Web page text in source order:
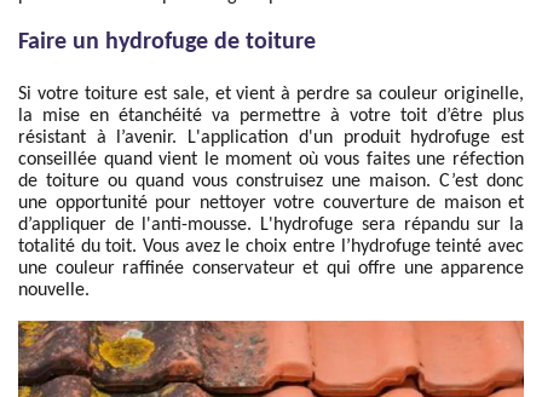
Faire un hydrofuge de toiture
Si votre toiture est sale, et vient à perdre sa couleur originelle,
la mise en étanchéité va permettre à votre toit d’être plus
résistant à l’avenir. L'application d'un produit hydrofuge est
conseillée quand vient le moment où vous faites une réfection
de toiture ou quand vous construisez une maison. C’est donc
une opportunité pour nettoyer votre couverture de maison et
d’appliquer de l'anti-mousse. L'hydrofuge sera répandu sur la
totalité du toit. Vous avez le choix entre l’hydrofuge teinté avec
une couleur raffinée conservateur et qui offre une apparence
nouvelle.